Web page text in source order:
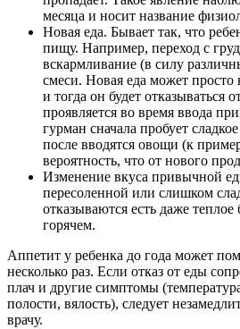
месяца и носит название
Новая еда. Бывает так, что
пищу. Например, переход с
вскармливание (в силу
смеси. Новая еда может
и тогда он будет отказываться
проявляется во время ввода
гурман сначала пробует
после вводятся овощи (к
вероятность, что от нового
Изменение вкуса привычной
пересоленной или слишком
отказываются есть даже
горячем.
Аппетит у ребенка до года может
несколько раз. Если отказ от еды
плач и другие симптомы
полости, вялость), следует
врачу.